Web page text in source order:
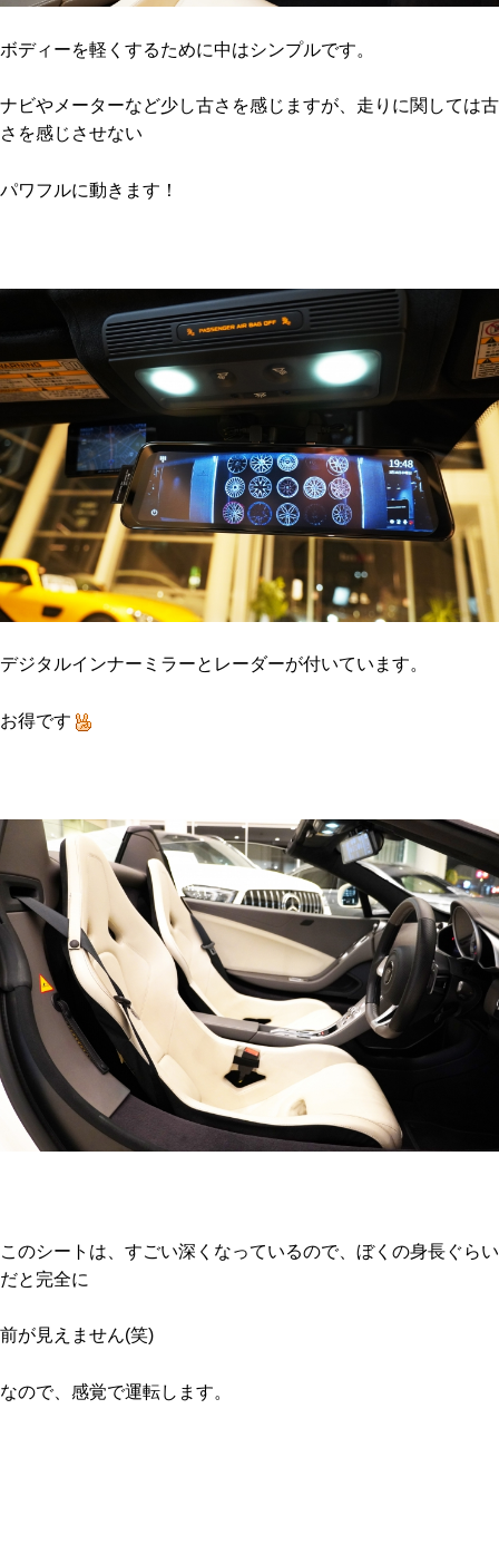
ボディーを軽くするために中はシンプルです。
ナビやメーターなど少し古さを感じますが、走りに関しては古
さを感じさせない
パワフルに動きます！
デジタルインナーミラーとレーダーが付いています。
お得です
このシートは、すごい深くなっているので、ぼくの身長ぐらい
だと完全に
前が見えません(笑)
なので、感覚で運転します。